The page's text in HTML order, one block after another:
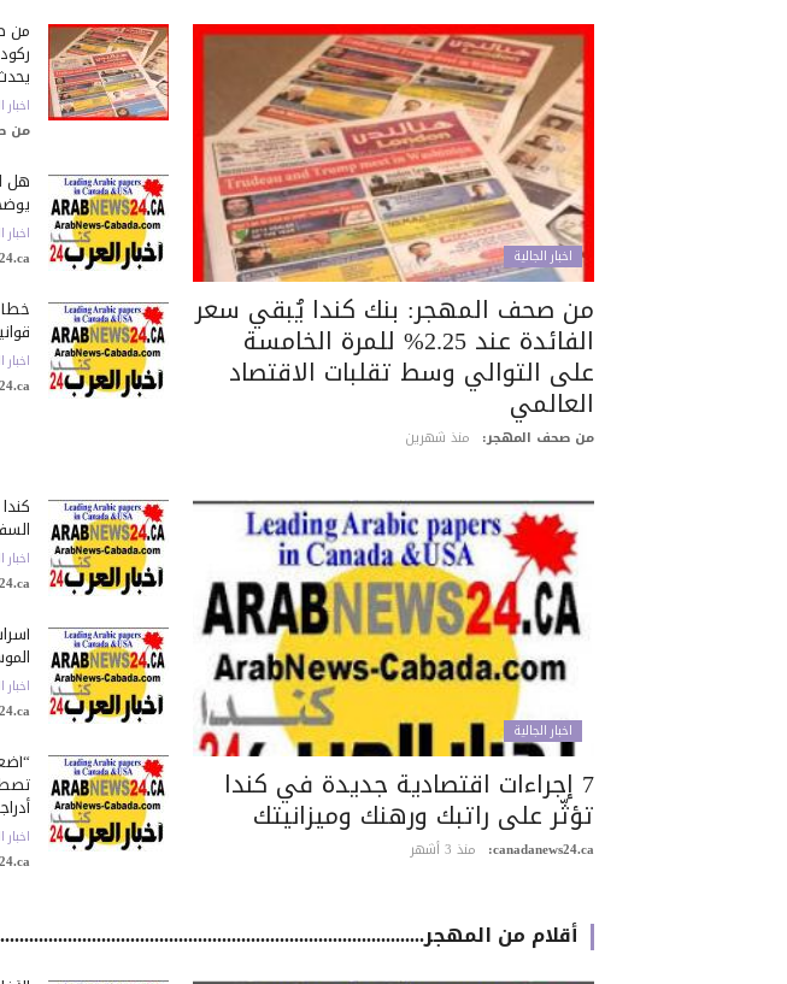
اخبار الجالية
من صحف المهجر: بنك كندا يُبقي سعر
الفائدة عند 2.25% للمرة الخامسة
على التوالي وسط تقلبات الاقتصاد
العالمي
من صحف المهجر: منذ شهرين
من
اخبار
من
هل
اخبار
اخبار
اخبار الجالية
7 إجراءات اقتصادية جديدة في كندا
تؤثّر على راتبك ورهنك وميزانيتك
canadanews24.ca: منذ 3 أشهر
اخبار
اخبار
اخبار
أقلام من